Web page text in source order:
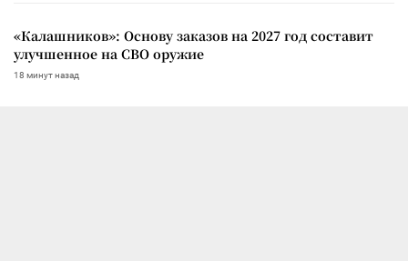
«Калашников»: Основу заказов на 2027 год составит
улучшенное на СВО оружие
18 минут назад